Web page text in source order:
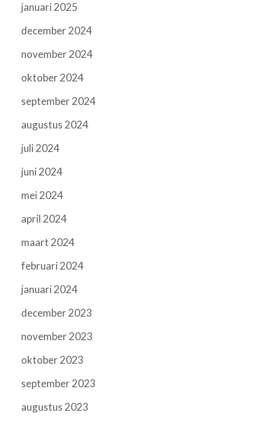
januari 2025
december 2024
november 2024
oktober 2024
september 2024
augustus 2024
juli 2024
juni 2024
mei 2024
april 2024
maart 2024
februari 2024
januari 2024
december 2023
november 2023
oktober 2023
september 2023
augustus 2023